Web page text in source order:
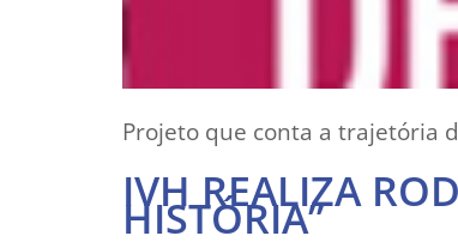
Projeto que conta a trajetória
IVH REALIZA
HISTÓRIA”